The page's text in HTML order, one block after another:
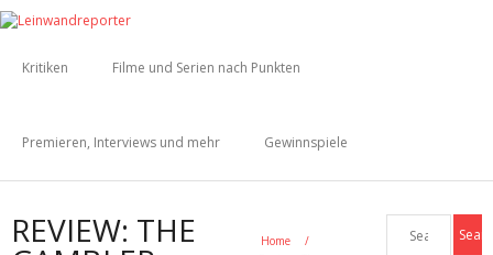
Kritiken Filme und Serien nach Punkten
Premieren, Interviews und mehr Gewinnspiele
REVIEW: THE Home
/